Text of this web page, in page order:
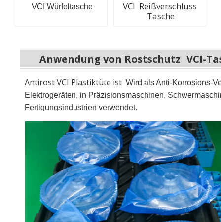
VCI Würfeltasche
VCI Reißverschluss
Tasche
Anwendung von Rostschutz VCI-
Antirost VCI Plastiktüte ist Wird als Anti-Korrosions-
Elektrogeräten, in Präzisionsmaschinen,
Fertigungsindustrien verwendet.